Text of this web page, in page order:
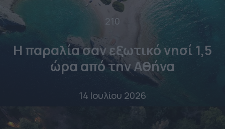
210
Η παραλία σαν εξωτικό νησί 1,5
ώρα από την Αθήνα
14 Ιουλίου 2026